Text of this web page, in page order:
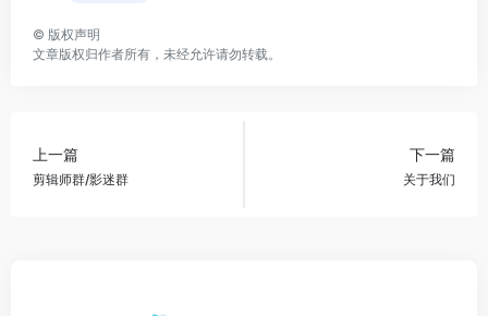
© 版权声明
文章版权归作者所有，未经允许请勿转载。
上一篇
剪辑师群/影迷群
下一篇
关于我们